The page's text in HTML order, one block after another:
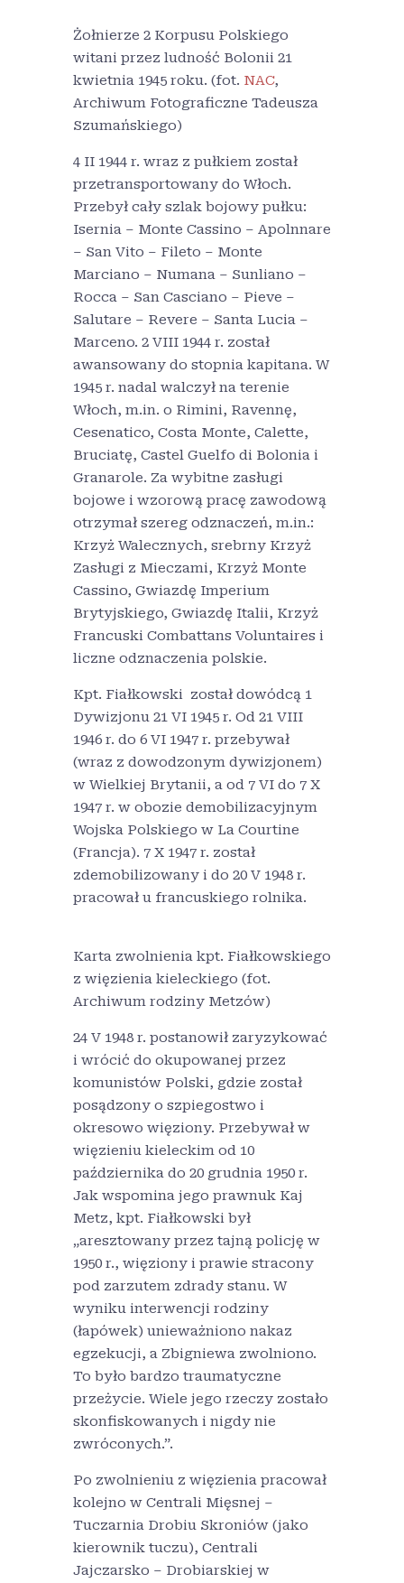
Żołnierze 2 Korpusu Polskiego
witani przez ludność Bolonii 21
kwietnia 1945 roku. (fot. NAC,
Archiwum Fotograficzne Tadeusza
Szumańskiego)
4 II 1944 r. wraz z pułkiem został
przetransportowany do Włoch.
Przebył cały szlak bojowy pułku:
Isernia – Monte Cassino – Apolnnare
– San Vito – Fileto – Monte
Marciano – Numana – Sunliano –
Rocca – San Casciano – Pieve –
Salutare – Revere – Santa Lucia –
Marceno. 2 VIII 1944 r. został
awansowany do stopnia kapitana. W
1945 r. nadal walczył na terenie
Włoch, m.in. o Rimini, Ravennę,
Cesenatico, Costa Monte, Calette,
Bruciatę, Castel Guelfo di Bolonia i
Granarole. Za wybitne zasługi
bojowe i wzorową pracę zawodową
otrzymał szereg odznaczeń, m.in.:
Krzyż Walecznych, srebrny Krzyż
Zasługi z Mieczami, Krzyż Monte
Cassino, Gwiazdę Imperium
Brytyjskiego, Gwiazdę Italii, Krzyż
Francuski Combattans Voluntaires i
liczne odznaczenia polskie.
Kpt. Fiałkowski został dowódcą 1
Dywizjonu 21 VI 1945 r. Od 21 VIII
1946 r. do 6 VI 1947 r. przebywał
(wraz z dowodzonym dywizjonem)
w Wielkiej Brytanii, a od 7 VI do 7 X
1947 r. w obozie demobilizacyjnym
Wojska Polskiego w La Courtine
(Francja). 7 X 1947 r. został
zdemobilizowany i do 20 V 1948 r.
pracował u francuskiego rolnika.
Karta zwolnienia kpt. Fiałkowskiego
z więzienia kieleckiego (fot.
Archiwum rodziny Metzów)
24 V 1948 r. postanowił zaryzykować
i wrócić do okupowanej przez
komunistów Polski, gdzie został
posądzony o szpiegostwo i
okresowo więziony. Przebywał w
więzieniu kieleckim od 10
października do 20 grudnia 1950 r.
Jak wspomina jego prawnuk Kaj
Metz, kpt. Fiałkowski był
„aresztowany przez tajną policję w
1950 r., więziony i prawie stracony
pod zarzutem zdrady stanu. W
wyniku interwencji rodziny
(łapówek) unieważniono nakaz
egzekucji, a Zbigniewa zwolniono.
To było bardzo traumatyczne
przeżycie. Wiele jego rzeczy zostało
skonfiskowanych i nigdy nie
zwróconych.”.
Po zwolnieniu z więzienia pracował
kolejno w Centrali Mięsnej –
Tuczarnia Drobiu Skroniów (jako
kierownik tuczu), Centrali
Jajczarsko – Drobiarskiej w